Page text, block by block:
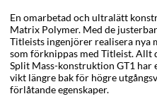
En omarbetad och ultralätt
Matrix Polymer. Med de
Titleists ingenjörer realisera nya
som förknippas med Titleist. Allt
Split Mass-konstruktion GT1 har
vikt längre bak för högre
förlåtande egenskaper.